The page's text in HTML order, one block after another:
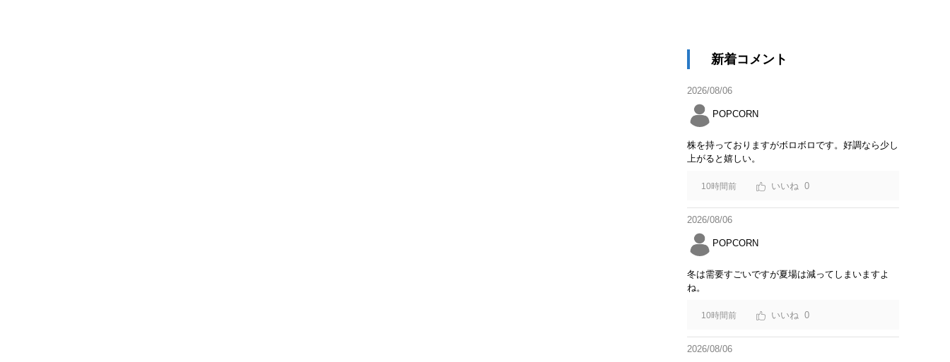
新着コメント
2026/08/06
POPCORN
株を持っておりますがボロボロです。好調なら少し
上がると嬉しい。
10時間前 0
2026/08/06
POPCORN
冬は需要すごいですが夏場は減ってしまいますよ
ね。
10時間前 0
2026/08/06